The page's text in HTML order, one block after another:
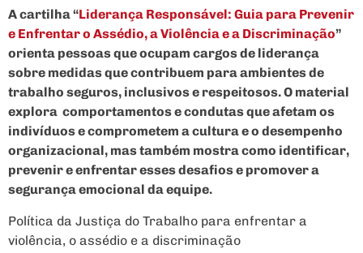
A cartilha “Liderança Responsável: Guia para Prevenir
e Enfrentar o Assédio, a Violência e a Discriminação”
orienta pessoas que ocupam cargos de liderança
sobre medidas que contribuem para ambientes de
trabalho seguros, inclusivos e respeitosos. O material
explora comportamentos e condutas que afetam os
indivíduos e comprometem a cultura e o desempenho
organizacional, mas também mostra como identificar,
prevenir e enfrentar esses desafios e promover a
segurança emocional da equipe.
Política da Justiça do Trabalho para enfrentar a
violência, o assédio e a discriminação